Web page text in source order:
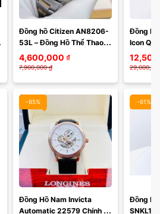
Đồng hồ Citizen AN8206-
53L – Đồng Hồ Thể Thao
Quartz Chính Xác, Dành
Cho Phái Mạnh Năng Động
4,600,000 ₫
7,900,000 ₫
Đồng
Icon
Sang
-85%
Màu mặt:
Xóa
Đồng Hồ Nam Invicta
Automatic 22579 Chính
-61%
Đồng Hồ